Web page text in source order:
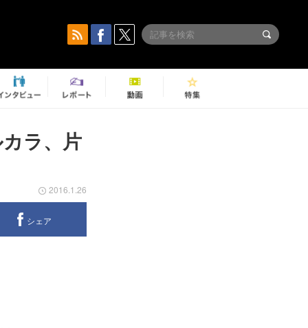
ラ、片
2016.1.26
シェア